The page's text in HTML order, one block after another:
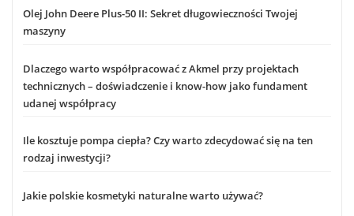
Olej John Deere Plus-50 II: Sekret długowieczności Twojej
maszyny
Dlaczego warto współpracować z Akmel przy projektach
technicznych – doświadczenie i know-how jako fundament
udanej współpracy
Ile kosztuje pompa ciepła? Czy warto zdecydować się na ten
rodzaj inwestycji?
Jakie polskie kosmetyki naturalne warto używać?